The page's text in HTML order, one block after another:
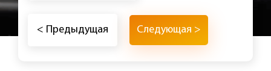
< Предыдущая Следующая >